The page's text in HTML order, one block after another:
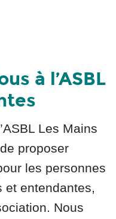
à l’ASBL
Les Mains
proposer
les personnes
et entendantes,
Nous